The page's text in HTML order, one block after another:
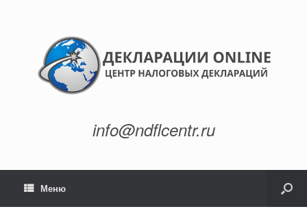
info@ndflcentr.ru
Меню